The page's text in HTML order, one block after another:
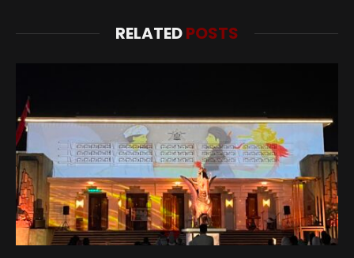
RELATEDPOSTS